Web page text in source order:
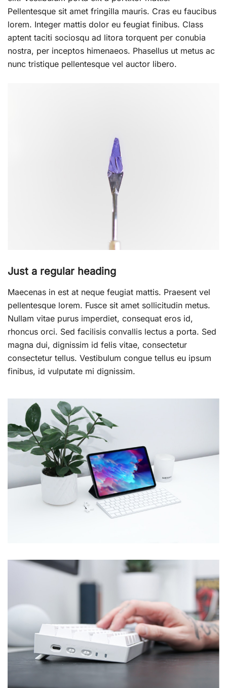
Pellentesque sit amet fringilla mauris. Cras eu faucibus
lorem. Integer mattis dolor eu feugiat finibus. Class
aptent taciti sociosqu ad litora torquent per conubia
nostra, per inceptos himenaeos. Phasellus ut metus ac
nunc tristique pellentesque vel auctor libero.
Just a regular heading
Maecenas in est at neque feugiat mattis. Praesent vel
pellentesque lorem. Fusce sit amet sollicitudin metus.
Nullam vitae purus imperdiet, consequat eros id,
rhoncus orci. Sed facilisis convallis lectus a porta. Sed
magna dui, dignissim id felis vitae, consectetur
consectetur tellus. Vestibulum congue tellus eu ipsum
finibus, id vulputate mi dignissim.